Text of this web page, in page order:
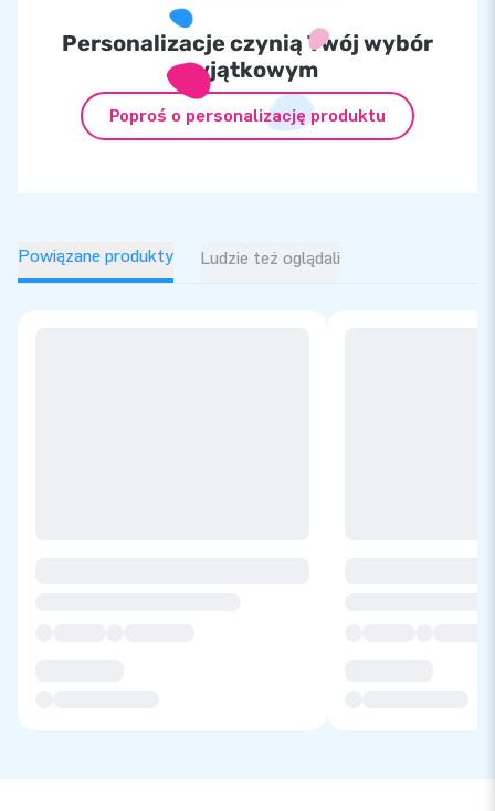
Personalizacje czynią Twój wybór
wyjątkowym
Poproś o personalizację produktu
Powiązane produkty Ludzie też oglądali